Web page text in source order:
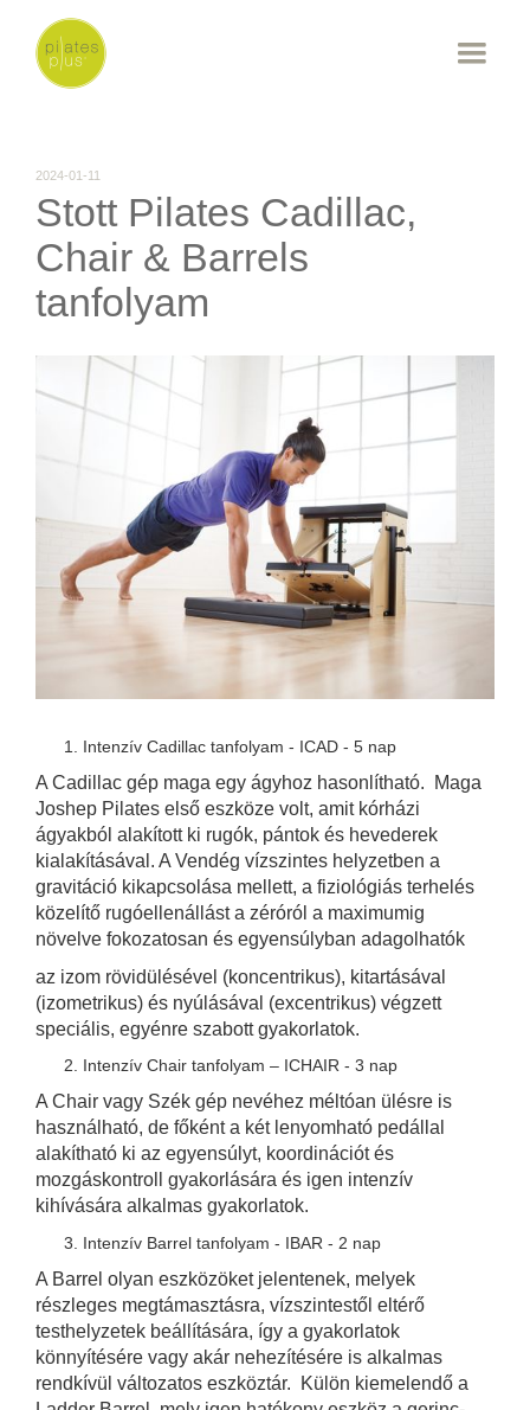
2024-01-11
Stott Pilates Cadillac,
Chair & Barrels
tanfolyam
Intenzív Cadillac tanfolyam - ICAD - 5 nap
A Cadillac gép maga egy ágyhoz hasonlítható. Maga
Joshep Pilates első eszköze volt, amit kórházi
ágyakból alakított ki rugók, pántok és hevederek
kialakításával. A Vendég vízszintes helyzetben a
gravitáció kikapcsolása mellett, a fiziológiás terhelés
közelítő rugóellenállást a zéróról a maximumig
növelve fokozatosan és egyensúlyban adagolhatók
az izom rövidülésével (koncentrikus), kitartásával
(izometrikus) és nyúlásával (excentrikus) végzett
speciális, egyénre szabott gyakorlatok.
Intenzív Chair tanfolyam – ICHAIR - 3 nap
A Chair vagy Szék gép nevéhez méltóan ülésre is
használható, de főként a két lenyomható pedállal
alakítható ki az egyensúlyt, koordinációt és
mozgáskontroll gyakorlására és igen intenzív
kihívására alkalmas gyakorlatok.
Intenzív Barrel tanfolyam - IBAR - 2 nap
A Barrel olyan eszközöket jelentenek, melyek
részleges megtámasztásra, vízszintestől eltérő
testhelyzetek beállítására, így a gyakorlatok
könnyítésére vagy akár nehezítésére is alkalmas
rendkívül változatos eszköztár. Külön kiemelendő a